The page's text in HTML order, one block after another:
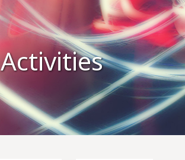
Activities